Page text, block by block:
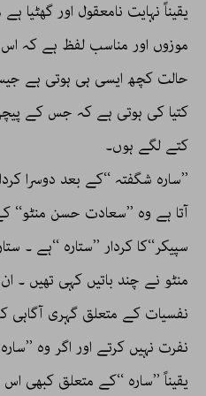
یقیناً نہایت نامعقول اور
موزوں اور مناسب لفظ ہے کہ
کتیا کی ہوتی ہے کہ جس کے
کتے لگے ہوں۔
’’سارہ شگفتہ ‘‘کے بعد دوسرا
آتا ہے وہ ’’سعادت حسن
سپیکر‘‘کا کردار ’’ستارہ ‘‘ہے ۔
منٹو نے چند باتیں کہی تھیں ۔
نفسیات کے متعلق گہری آگاہی
نفرت نہیں کرتے اور اگر وہ
یقیناً ’’سارہ ‘‘کے متعلق کبھی